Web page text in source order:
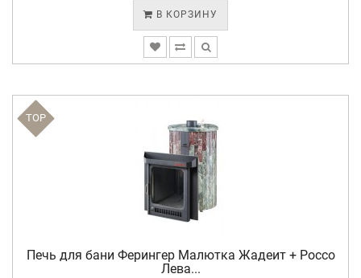
В КОРЗИНУ
TOP
Печь для бани Ферингер Малютка Жадеит + Россо
Лева...